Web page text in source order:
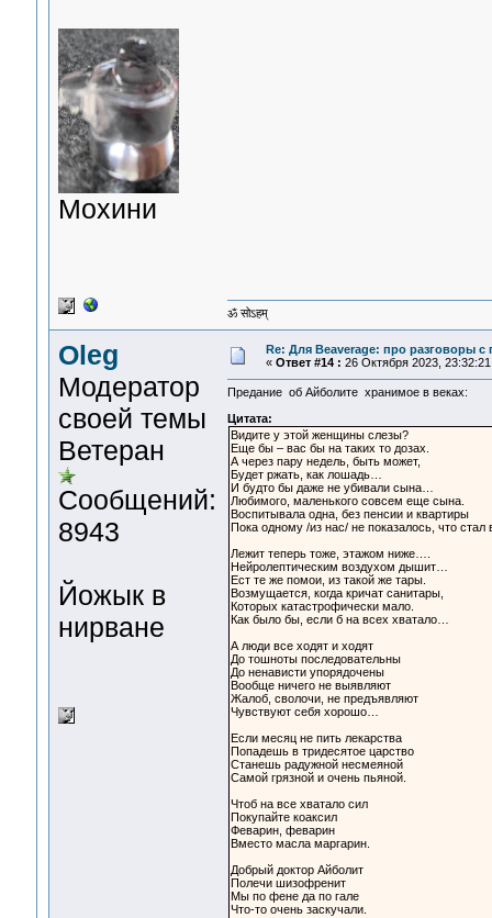
Мохини
ॐ सोऽहम्
Oleg
Модератор
своей темы
Ветеран
Сообщений:
8943
Йожык в
нирване
Re: Для Beaverage: про разговоры с
« Ответ #14 : 26 Октября 2023,
Предание об Айболите хранимое в веках:
Цитата:
Видите у этой женщины слезы?
Еще бы – вас бы на таких то дозах.
А через пару недель, быть может,
Будет ржать, как лошадь…
И будто бы даже не убивали сына…
Любимого, маленького совсем еще сына.
Воспитывала одна, без пенсии и квартиры
Пока одному /из нас/ не показалось, что
Лежит теперь тоже, этажом ниже….
Нейролептическим воздухом дышит…
Ест те же помои, из такой же тары.
Возмущается, когда кричат санитары,
Которых катастрофически мало.
Как было бы, если б на всех хватало…
А люди все ходят и ходят
До тошноты последовательны
До ненависти упорядочены
Вообще ничего не выявляют
Жалоб, сволочи, не предъявляют
Чувствуют себя хорошо…
Если месяц не пить лекарства
Попадешь в тридесятое царство
Станешь радужной несмеяной
Самой грязной и очень пьяной.
Чтоб на все хватало сил
Покупайте коаксил
Феварин, феварин
Вместо масла маргарин.
Добрый доктор Айболит
Полечи шизофренит
Мы по фене да по гале
Что-то очень заскучали.